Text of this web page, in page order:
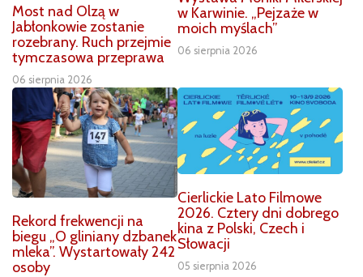
Most nad Olzą w
Jabłonkowie zostanie
rozebrany. Ruch przejmie
tymczasowa przeprawa
06 sierpnia 2026
w Karwinie. „Pejzaże w
moich myślach”
06 sierpnia 2026
Rekord frekwencji na
biegu „O gliniany dzbanek
mleka”. Wystartowały 242
osoby
Cierlickie Lato Filmowe
2026. Cztery dni dobrego
kina z Polski, Czech i
Słowacji
05 sierpnia 2026